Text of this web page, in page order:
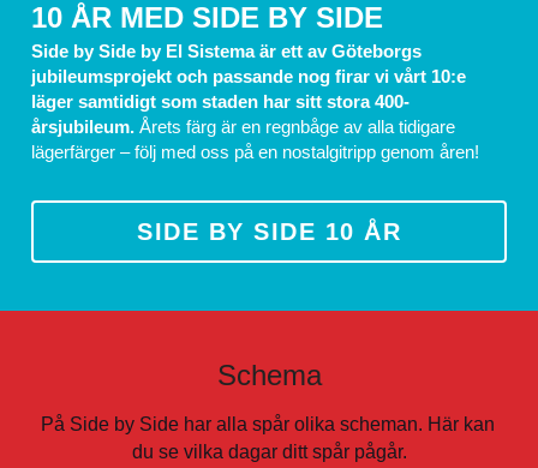
10 ÅR MED SIDE BY SIDE
Side by Side by El Sistema är ett av Göteborgs
jubileumsprojekt och passande nog firar vi vårt 10:e
läger samtidigt som staden har sitt stora 400-
årsjubileum. Årets färg är en regnbåge av alla tidigare
lägerfärger – följ med oss på en nostalgitripp genom åren!
SIDE BY SIDE 10 ÅR
Schema
På Side by Side har alla spår olika scheman. Här kan
du se vilka dagar ditt spår pågår.